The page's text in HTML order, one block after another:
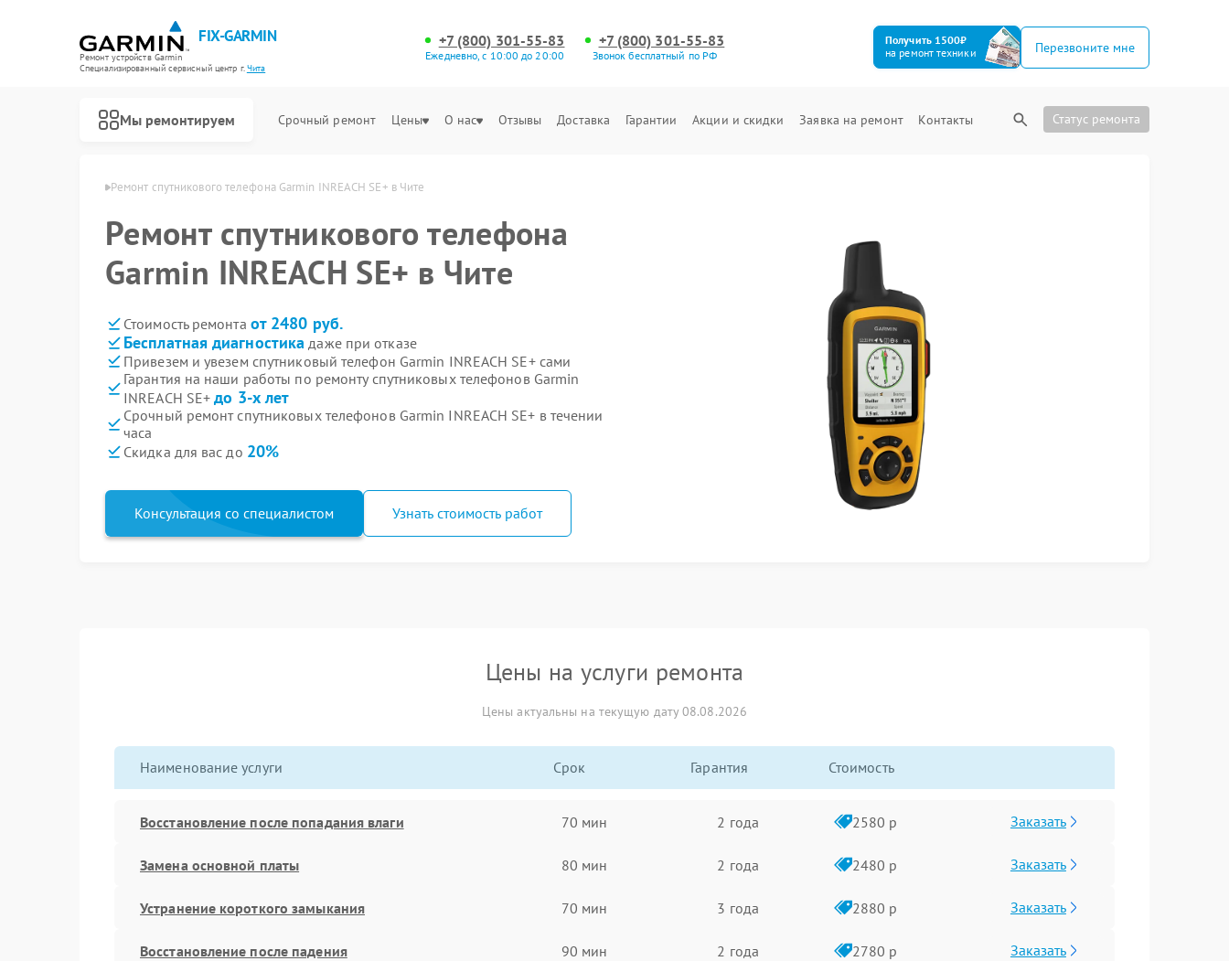
FIX-GARMIN
Ремонт устройств Garmin
Специализированный cервисный центр г.Чита
+7 (800) 301-55-83
Ежедневно, с 10:00 до 20:00
+7 (800) 301-55-83
Звонок бесплатный по РФ
Получить 1500₽
на ремонт техники
Перезвоните мне
Мы ремонтируем Срочный ремонт Цены О нас Отзывы Доставка Гарантии Акции и скидки Заявка на ремонт Контакты Статус ремонта
Ремонт спутникового телефона Garmin INREACH SE+ в Чите
Ремонт спутникового телефона
Garmin INREACH SE+ в Чите
Стоимость ремонта от 2480 руб.
Бесплатная диагностика даже при отказе
Привезем и увезем спутниковый телефон Garmin INREACH SE+ сами
Гарантия на наши работы по ремонту спутниковых телефонов Garmin
INREACH SE+до 3-х лет
Срочный ремонт спутниковых телефонов Garmin INREACH SE+ в течении
часа
Скидка для вас до 20%
Консультация со специалистом Узнать стоимость работ
Цены на услуги ремонта
Цены актуальны на текущую дату 08.08.2026
Наименование услуги Срок Гарантия Стоимость
Восстановление после попадания влаги 70 мин 2 года 2580 р Заказать
Замена основной платы 80 мин 2 года 2480 р Заказать
Устранение короткого замыкания 70 мин 3 года 2880 р Заказать
Восстановление после падения 90 мин 2 года 2780 р Заказать